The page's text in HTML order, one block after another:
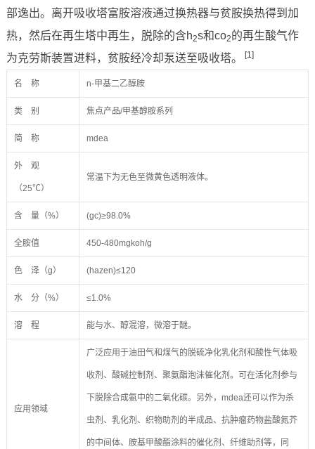
部逸出。离开吸收塔富胺溶液通过换热器与贫胺换热得到加
热，然后在再生塔中再生，脱除的含h2s和co2的再生酸气作
为克劳斯装置进料，贫胺经冷却泵送至吸收塔。
[1]
名 称 n-甲基二乙醇胺
类 别 焦点产品/甲基醇胺系列
简 称 mdea
外 观
（25℃）
常温下为无色至微黄色透明液体。
含 量（%） (gc)≥98.0%
全胺值 450-480mgkoh/g
色 泽（g） (hazen)≤120
水 分（%） ≤1.0%
溶 程 能与水、醇混溶，微溶于醚。
应用领域
广泛应用于油田气和煤气的脱硫净化乳化剂和酸性气体吸
收剂、酸碱控制剂、聚氨酯泡沫催化剂。可在活化剂参与
下脱除合成氨中的二氧化碳。另外，mdea还可以作为杀
虫剂、乳化剂、织物助剂的半成品、抗肿瘤药物盐酸氮芥
的中间体、胺基甲酸酯涂料的催化剂、纤维助剂等，同